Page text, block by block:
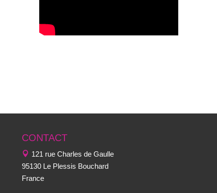
CONTACT
121 rue Charles de Gaulle
95130 Le Plessis Bouchard
France